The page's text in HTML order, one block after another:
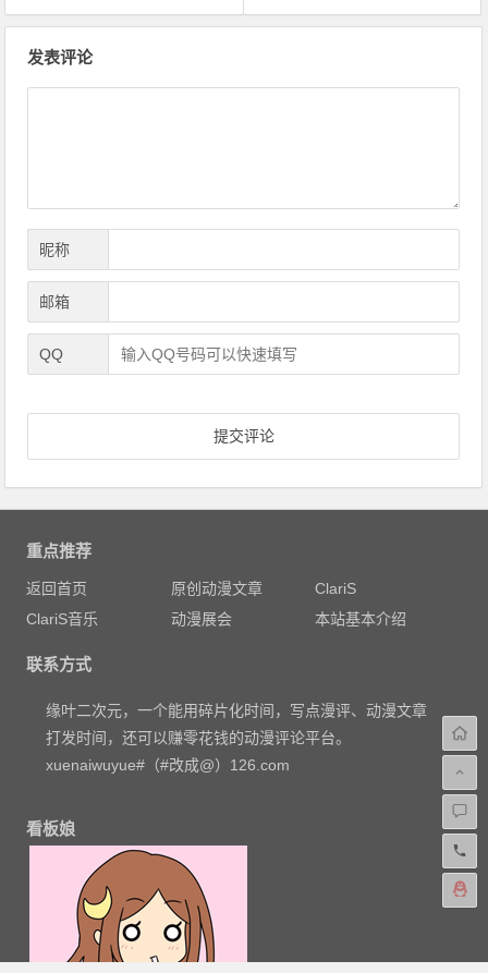
发表评论
昵称
邮箱
QQ
重点推荐
返回首页 原创动漫文章
ClariS
ClariS音乐
动漫展会 本站基本介绍
联系方式
缘叶二次元，一个能用碎片化时间，写点漫评、动漫文章
打发时间，还可以赚零花钱的动漫评论平台。
xuenaiwuyue#（#改成@）126.com
看板娘